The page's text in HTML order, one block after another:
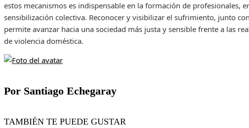
estos mecanismos es indispensable en la formación de profesionales,
sensibilización colectiva. Reconocer y visibilizar el sufrimiento, junto
permite avanzar hacia una sociedad más justa y sensible frente a las
de violencia doméstica.
Por Santiago Echegaray
TAMBIÉN TE PUEDE GUSTAR